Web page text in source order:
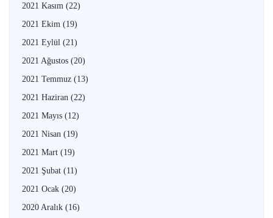
2021 Kasım (22)
2021 Ekim (19)
2021 Eylül (21)
2021 Ağustos (20)
2021 Temmuz (13)
2021 Haziran (22)
2021 Mayıs (12)
2021 Nisan (19)
2021 Mart (19)
2021 Şubat (11)
2021 Ocak (20)
2020 Aralık (16)